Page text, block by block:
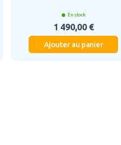
En stock
1 490,00 €
Ajouter au panier